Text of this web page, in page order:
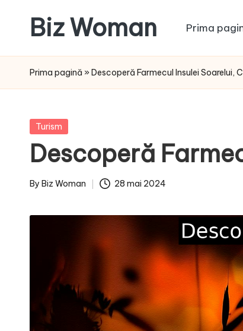
content
Biz Woman
ta,
succesul
Prima
Prima pagină » Descoperă Farmecul Insulei Soarelui,
Posted
Turism
Descoperă
Posted
By Biz Woman 28 mai 2024